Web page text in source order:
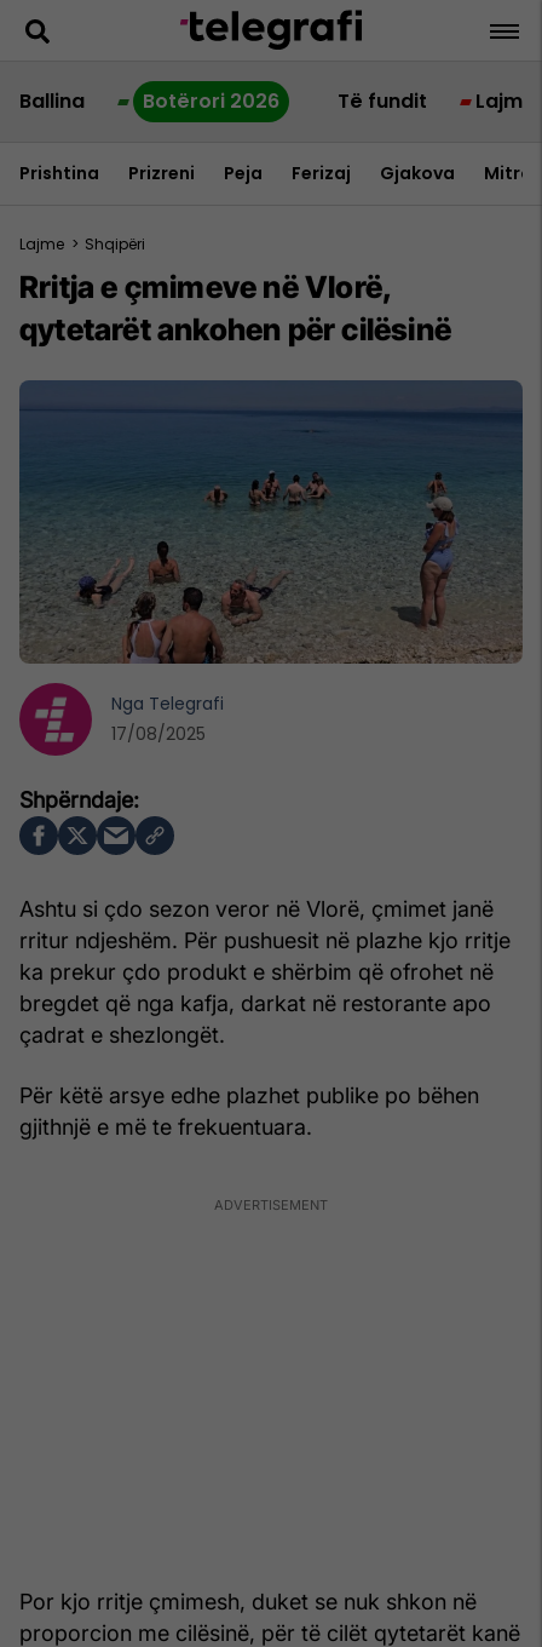
Ballina Botërori 2026 Të fundit Lajme
Prishtina Prizreni Peja Ferizaj Gjakova
Lajme > Shqipëri
Rritja e çmimeve në Vlorë,
qytetarët ankohen për cilësinë
Ashtu si çdo sezon veror në Vlorë, çmimet janë
rritur ndjeshëm. Për pushuesit në plazhe kjo rritje
ka prekur çdo produkt e shërbim që ofrohet në
bregdet që nga kafja, darkat në restorante apo
çadrat e shezlongët.
Për këtë arsye edhe plazhet publike po bëhen
gjithnjë e më te frekuentuara.
Por kjo rritje çmimesh, duket se nuk shkon në
proporcion me cilësinë, për të cilët qytetarët kanë
Nga Telegrafi
17/08/2025